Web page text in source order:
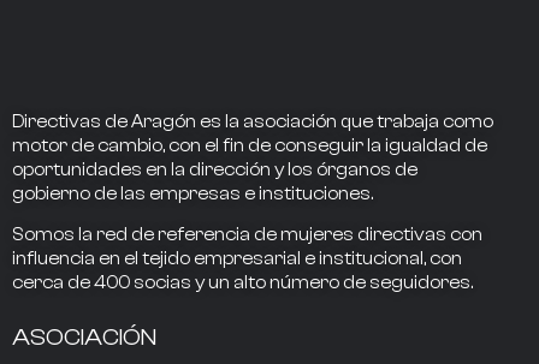
Directivas de Aragón es la asociación que trabaja como
motor de cambio, con el fin de conseguir la igualdad de
oportunidades en la dirección y los órganos de
gobierno de las empresas e instituciones.
Somos la red de referencia de mujeres directivas con
influencia en el tejido empresarial e institucional, con
cerca de400 socias y un alto número de seguidores.
ASOCIACIÓN